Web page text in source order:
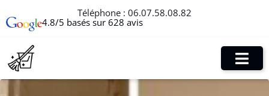
Téléphone : 06.07.58.08.82
4.8/5 basés sur 628 avis